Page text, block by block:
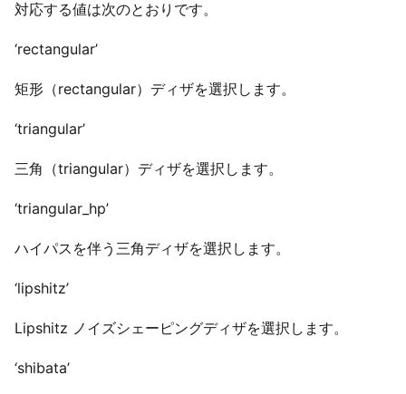
対応する値は次のとおりです。
‘rectangular’
矩形（rectangular）ディザを選択します。
‘triangular’
三角（triangular）ディザを選択します。
‘triangular_hp’
ハイパスを伴う三角ディザを選択します。
‘lipshitz’
Lipshitz ノイズシェーピングディザを選択します。
‘shibata’